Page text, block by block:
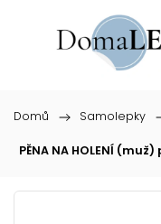
Domů / Samolepky /
PĚNA NA HOLENÍ